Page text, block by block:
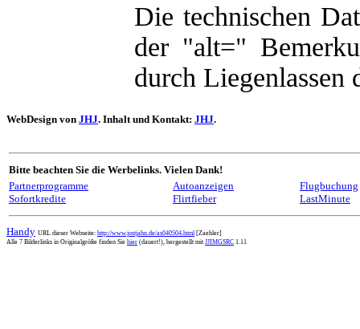
Die technischen
der "alt="
durch Liegenlassen
WebDesign von JHJ. Inhalt und Kontakt: JHJ.
Bitte beachten Sie die Werbelinks. Vielen Dank!
Partnerprogramme
Sofortkredite
Autoanzeigen
Flirtfieber
Flugbuchung
LastMinute
Handy URL dieser Webseite: http://www.jostjahn.de/as040504.html [Zaehler]
Alle 7 Bilderlinks in Originalgröße finden Sie hier (dauert!), hergestellt mit JJIMGSRC 1.11